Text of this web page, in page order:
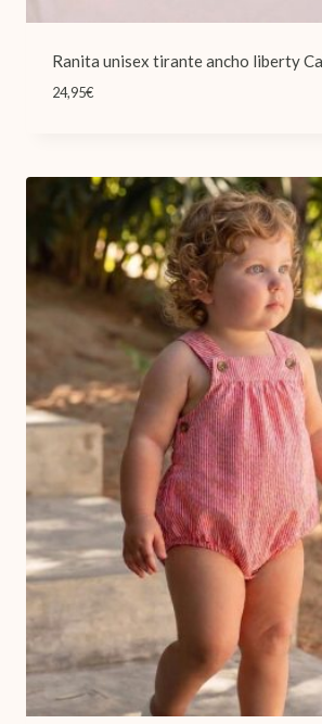
Ranita unisex tirante ancho liberty
24,95€